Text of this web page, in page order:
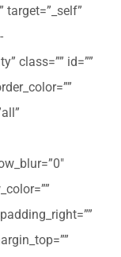
target=”_self”
class=”” id=””